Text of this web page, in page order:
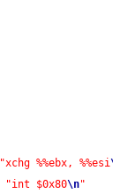
"xchg %%ebx, %%esi
"int $0x80\n"